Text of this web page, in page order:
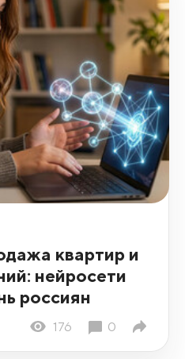
квартир и
нейросети
россиян
176 0